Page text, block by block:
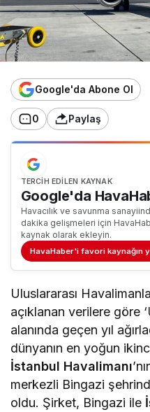
Google'da Abone Ol
0 Paylaş
TERCIH EDILEN KAYNAK
Google'da
Havacılık ve savunma
dakika gelişmeleri için
kaynak olarak ekleyin.
HavaHaber'i favori kaynağın
Uluslararası
açıklanan verilere göre
alanında geçen yıl
dünyanın en yoğun
İstanbul Havalimanı
merkezli Bingazi
oldu. Şirket, Bingazi ile